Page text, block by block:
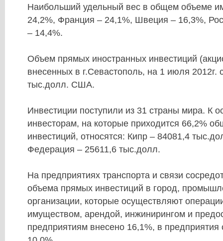
Наибольший удельный вес в общем объеме
24,2%, Франция – 24,1%, Швеция – 16,3%,
– 14,4%.
Объем прямых иностранных инвестиций
внесенных в г.Севастополь, на 1 июля 2012г.
тыс.долл. США.
Инвестиции поступили из 31 страны мира. К
инвесторам, на которые приходится 66,2%
инвестиций, относятся: Кипр – 84081,4
Федерация – 25611,6 тыс.долл.
На предприятиях транспорта и связи
объема прямых инвестиций в город,
организации, которые осуществляют
имуществом, арендой, инжинирингом и
предприятиям внесено 16,1%, в предприятия